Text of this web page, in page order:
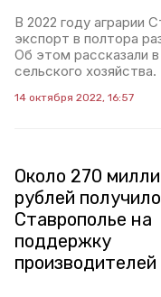
В 2022 году аграрии
экспорт в полтора
Об этом рассказали
сельского хозяйства.
14 октября 2022, 16:57
Около 270
рублей получило
Ставрополье на
поддержку
производителей